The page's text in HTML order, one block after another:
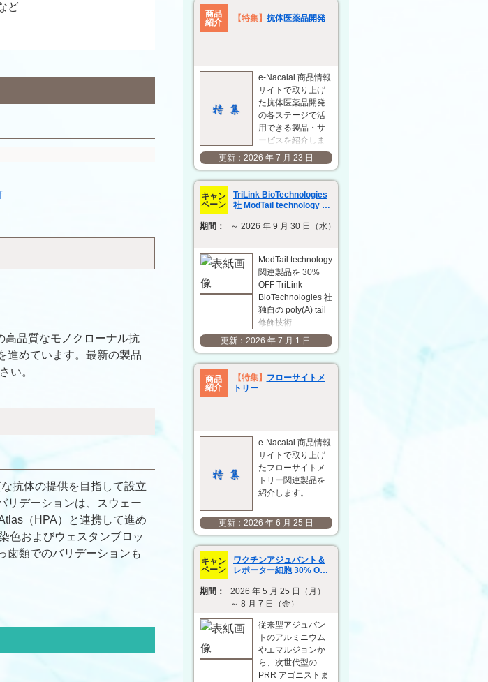
ど
高品質なモノクローナル抗
進めています。最新の製品
い。
抗体の提供を目指して設立
リデーションは、スウェー
（HPA）と連携して進め
色およびウェスタンブロッ
歯類でのバリデーションも
商品
紹介
【特集】 抗体医薬品開発
e-Nacalai 商品情報
サイトで取り上げ
た抗体医薬品開発
の各ステージで活
用できる製品・サ
ービスを紹介しま
す。研究開発の効
率化と成果の最大
化に向けて、用途
や目的に応じた最
適な製品・サービ
トします。 抗原作
社 複数回膜貫通型
タンパク質
2026 年 7 月 23 日
キャン
ペーン
TriLink BioTechnologies
社 ModTail technology 関
ーン
期間： ～ 2026 年 9 月 30 日（水）
ModTail technology
関連製品を 30%
OFF TriLink
BioTechnologies 社
独自の poly(A) tail
修飾技術
「ModTail」は、in
vitro 転写（IVT）後
に poly(A) tail の 3'
末端に小さな化学
修飾基を付加する
2026 年 7 月 1 日
商品
紹介
【特集】
フローサイトメ
トリー
e-Nacalai 商品情報
サイトで取り上げ
たフローサイトメ
トリー関連製品を
紹介します。
2026 年 6 月 25 日
キャン
ペーン
ワクチンアジュバント＆
レポーター細胞 30% OFF
期間：
2026 年 5 月 25 日（月）
～ 8 月 7 日（金）
従来型アジュバン
トのアルミニウム
やエマルジョンか
ら、次世代型の
PRR アゴニストま